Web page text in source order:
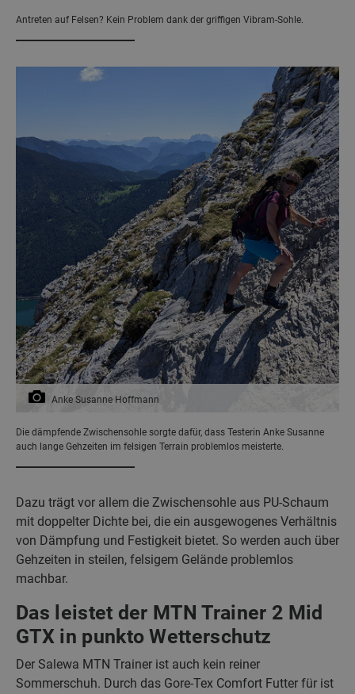
Antreten auf Felsen? Kein Problem dank der griffigen Vibram-Sohle.
Anke Susanne Hoffmann
Die dämpfende Zwischensohle sorgte dafür, dass Testerin Anke Susanne
auch lange Gehzeiten im felsigen Terrain problemlos meisterte.
Dazu trägt vor allem die Zwischensohle aus PU-Schaum
mit doppelter Dichte bei, die ein ausgewogenes Verhältnis
von Dämpfung und Festigkeit bietet. So werden auch über
Gehzeiten in steilen, felsigem Gelände problemlos
machbar.
Das leistet der MTN Trainer 2 Mid
GTX in punkto Wetterschutz
Der Salewa MTN Trainer ist auch kein reiner
Sommerschuh. Durch das Gore-Tex Comfort Futter für ist